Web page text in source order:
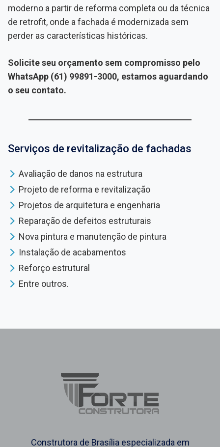
moderno a partir de reforma completa ou da técnica
de retrofit, onde a fachada é modernizada sem
perder as características históricas.
Solicite seu orçamento sem compromisso pelo
WhatsApp (61) 99891-3000, estamos aguardando
o seu contato.
Serviços de revitalização de fachadas
Avaliação de danos na estrutura
Projeto de reforma e revitalização
Projetos de arquitetura e engenharia
Reparação de defeitos estruturais
Nova pintura e manutenção de pintura
Instalação de acabamentos
Reforço estrutural
Entre outros.
Construtora de Brasília especializada em